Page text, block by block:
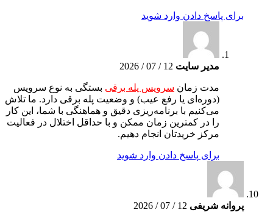
برای پاسخ دادن وارد شوید
مدیر سایت 12 / 07 / 2026
مدت زمان سرویس پله برقی بستگی به نوع سرویس
(دوره‌ای یا رفع عیب) و وضعیت پله برقی دارد. ما تلاش
می‌کنیم با برنامه‌ریزی دقیق و هماهنگی با شما، این کار
را در کمترین زمان ممکن و با حداقل اختلال در فعالیت
مرکز خریدتان انجام دهیم.
برای پاسخ دادن وارد شوید
پروانه شریفی 12 / 07 / 2026